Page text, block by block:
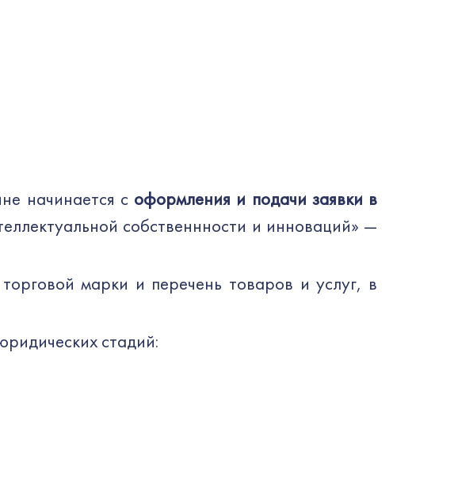
начинается с оформления и подачи заявки в
собственнности и инноваций» —
марки и перечень товаров и услуг, в
стадий: